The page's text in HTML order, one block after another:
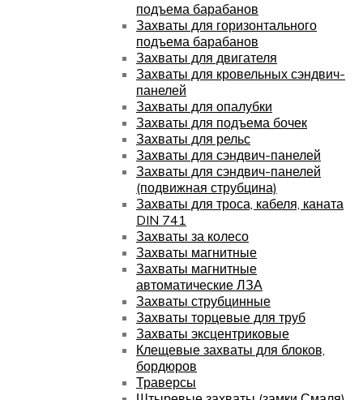
подъема барабанов
Захваты для горизонтального
подъема барабанов
Захваты для двигателя
Захваты для кровельных сэндвич-
панелей
Захваты для опалубки
Захваты для подъема бочек
Захваты для рельс
Захваты для сэндвич-панелей
Захваты для сэндвич-панелей
(подвижная струбцина)
Захваты для троса, кабеля, каната
DIN 741
Захваты за колесо
Захваты магнитные
Захваты магнитные
автоматические ЛЗА
Захваты струбцинные
Захваты торцевые для труб
Захваты эксцентриковые
Клещевые захваты для блоков,
бордюров
Траверсы